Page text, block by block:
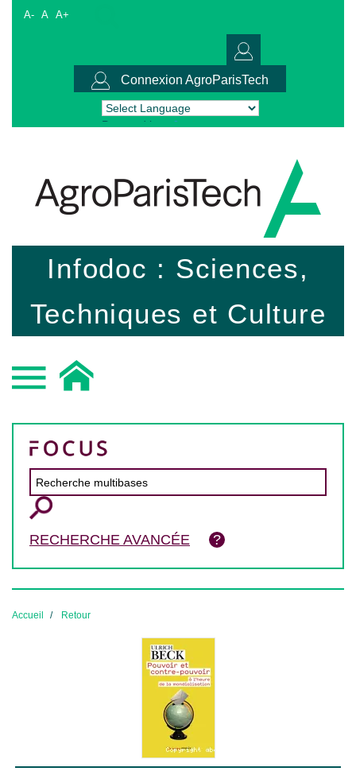
A- A A+
Connexion AgroParisTech
Powered by Translate
Infodoc : Sciences,
Techniques et Culture
RECHERCHE AVANCÉE
Accueil Retour